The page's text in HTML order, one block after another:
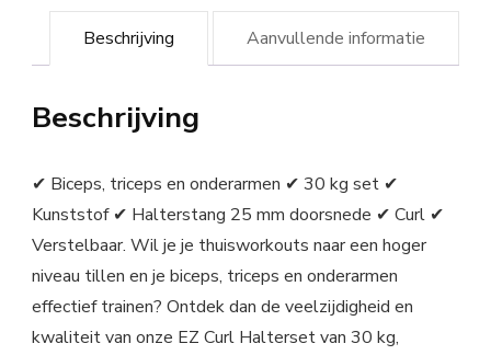
Beschrijving Aanvullende informatie
Beschrijving
✔ Biceps, triceps en onderarmen ✔ 30 kg set ✔
Kunststof ✔ Halterstang 25 mm doorsnede ✔ Curl ✔
Verstelbaar. Wil je je thuisworkouts naar een hoger
niveau tillen en je biceps, triceps en onderarmen
effectief trainen? Ontdek dan de veelzijdigheid en
kwaliteit van onze EZ Curl Halterset van 30 kg,